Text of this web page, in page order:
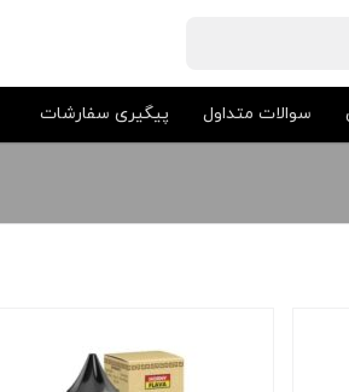
سوالات متداول پیگیری سفارشات